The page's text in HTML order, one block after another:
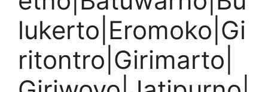
lukerto|Eromoko|Gi
ritontro|Girimarto|